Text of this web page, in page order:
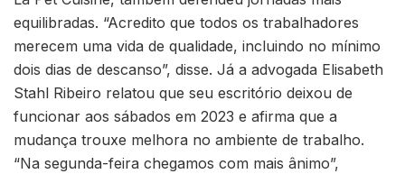
equilibradas. “Acredito que todos os trabalhadores
merecem uma vida de qualidade, incluindo no mínimo
dois dias de descanso”, disse. Já a advogada Elisabeth
Stahl Ribeiro relatou que seu escritório deixou de
funcionar aos sábados em 2023 e afirma que a
mudança trouxe melhora no ambiente de trabalho.
“Na segunda-feira chegamos com mais ânimo”,